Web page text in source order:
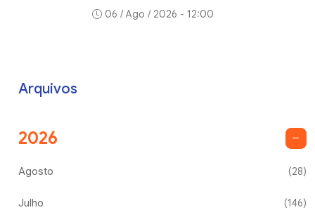
06 / Ago / 2026 - 12:00
Arquivos
2026
Agosto (28)
Julho (146)